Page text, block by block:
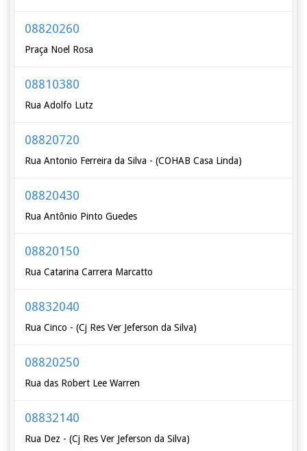
08820260
Praça Noel Rosa
08810380
Rua Adolfo Lutz
08820720
Rua Antonio Ferreira da Silva - (COHAB Casa Linda)
08820430
Rua Antônio Pinto Guedes
08820150
Rua Catarina Carrera Marcatto
08832040
Rua Cinco - (Cj Res Ver Jeferson da Silva)
08820250
Rua das Robert Lee Warren
08832140
Rua Dez - (Cj Res Ver Jeferson da Silva)